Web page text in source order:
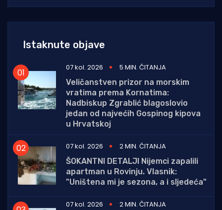
Istaknute objave
07 kol. 2026
5 MIN. ČITANJA
Veličanstven prizor na morskim
vratima prema Kornatima:
Nadbiskup Zgrablić blagoslovio
jedan od najvećih Gospinog kipova
u Hrvatskoj
07 kol. 2026
2 MIN. ČITANJA
ŠOKANTNI DETALJI Nijemci zapalili
apartman u Rovinju. Vlasnik:
"Uništena mi je sezona, a i sljedeća"
07 kol. 2026
2 MIN. ČITANJA